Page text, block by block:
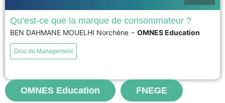
La marque de consommateur est une marque qui se construit avec ses
clients, en les impliquant dans les décisions concernant les produits, les
prix ou les engagements de l'entreprise. Les consommateurs deviennent
Qu’est-ce que la marque de consommateur ?
BEN DAHMANE MOUELHI Norchène - OMNES Education
Dico du Management
OMNES Education FNEGE